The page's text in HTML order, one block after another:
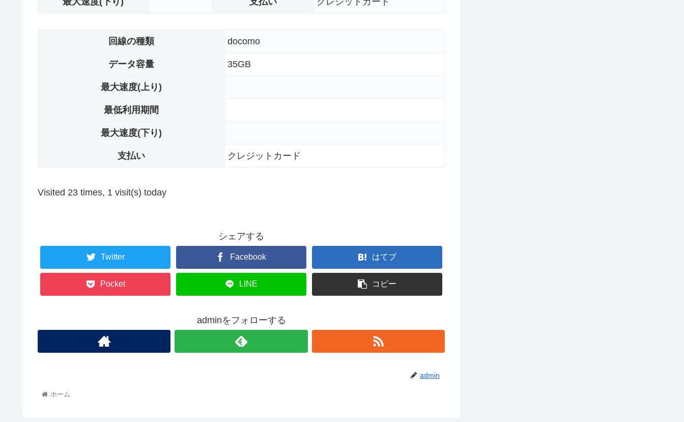
回線の種類 docomo
データ容量 35GB
最大速度(上り)
最低利用期間
最大速度(下り)
支払い クレジットカード
Visited 23 times, 1 visit(s) today
シェアする
Twitter Facebook はてブ
Pocket LINE コピー
adminをフォローする
admin
ホーム